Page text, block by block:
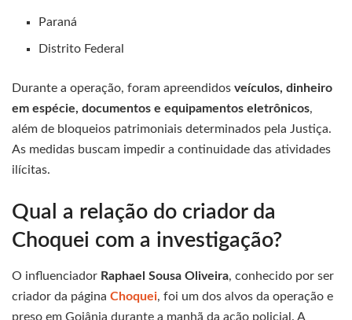
Paraná
Distrito Federal
Durante a operação, foram apreendidos veículos, dinheiro
em espécie, documentos e equipamentos eletrônicos,
além de bloqueios patrimoniais determinados pela Justiça.
As medidas buscam impedir a continuidade das atividades
ilícitas.
Qual a relação do criador da
Choquei com a investigação?
O influenciador Raphael Sousa Oliveira, conhecido por ser
criador da página Choquei, foi um dos alvos da operação e
preso em Goiânia durante a manhã da ação policial. A